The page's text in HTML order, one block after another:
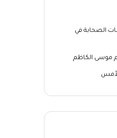
الصحابة في
موسى الكاظم